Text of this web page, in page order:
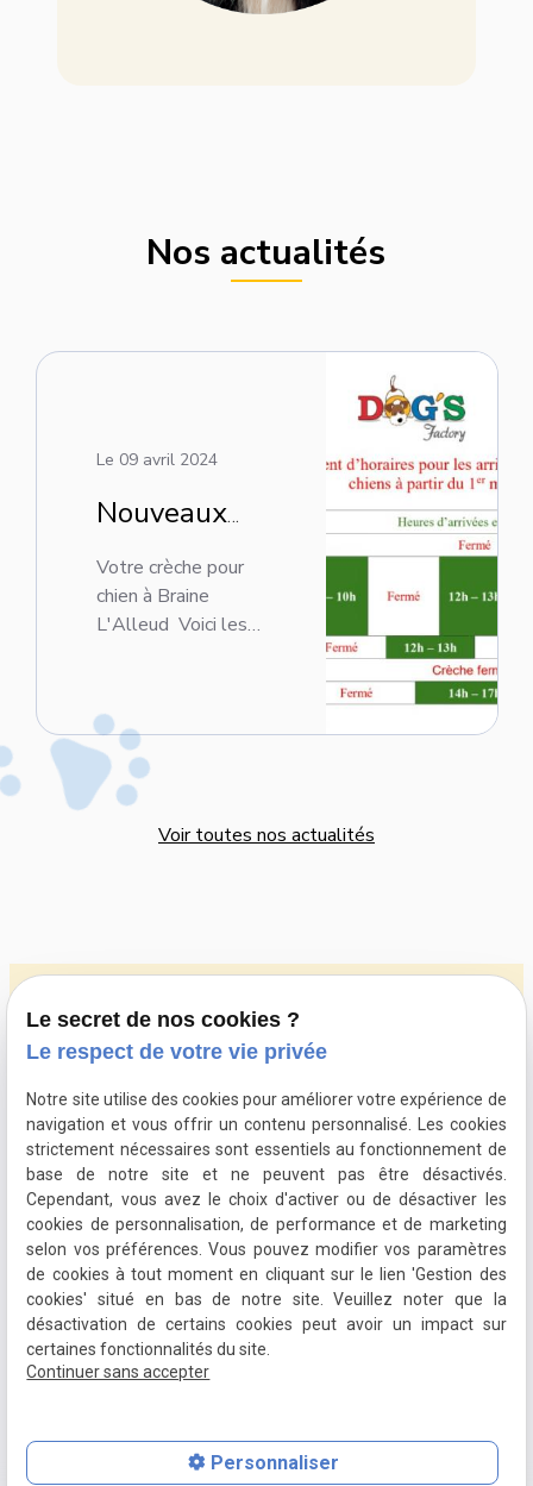
Nos actualités
Le 09 avril 2024
Nouveaux
horaires
chez Dog's
Factory pour
et les
départs de
vos chiens
Votre crèche pour
chien à Braine
L'Alleud Voici les
venir chercher votre
chien chez Dog's
Factory ! Ces
nouveaux horaires
permettrons aux
Voir toutes nos actualités
02 580 13 56
9, Avenue de l'Artisanat 1420 Braine l'Alleud
Pension ouverte 7j/7
Pour la crèche: du lundi au vendredi de 7h à 10h, de
12h à 13h, et 16h à 18h.
Fermé samedi et dimanche.
Vous souhaitez être informé de notre activité ?
Le secret de nos cookies ?
Le respect de votre vie privée
Notre site utilise des cookies pour améliorer votre expérience de
navigation et vous offrir un contenu personnalisé. Les cookies
strictement nécessaires sont essentiels au fonctionnement de
base de notre site et ne peuvent pas être désactivés.
Cependant, vous avez le choix d'activer ou de désactiver les
cookies de personnalisation, de performance et de marketing
selon vos préférences. Vous pouvez modifier vos paramètres
de cookies à tout moment en cliquant sur le lien 'Gestion des
cookies' situé en bas de notre site. Veuillez noter que la
désactivation de certains cookies peut avoir un impact sur
certaines fonctionnalités du site.
Continuer sans accepter
Personnaliser